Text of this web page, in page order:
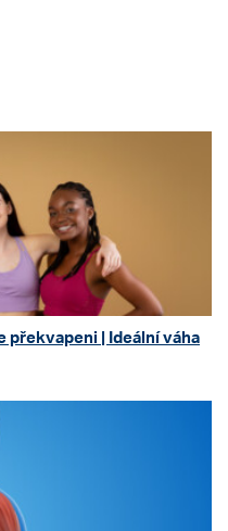
překvapeni | Ideální váha